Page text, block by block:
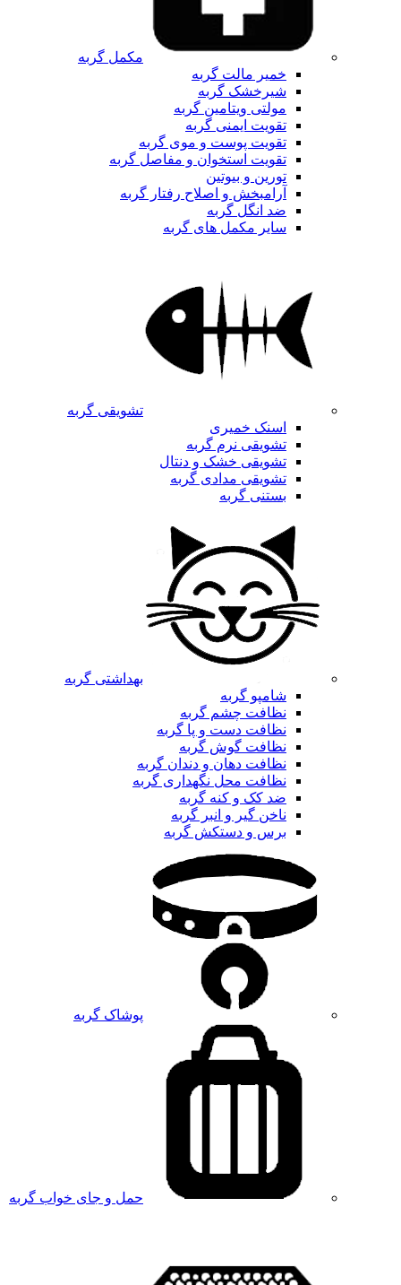
مکمل گربه
خمیر مالت گربه
شیرخشک گربه
مولتی ویتامین گربه
تقویت ایمنی گربه
تقویت پوست و موی گربه
تقویت استخوان و مفاصل گربه
تورین و بیوتین
آرامبخش و اصلاح رفتار گربه
ضد انگل گربه
سایر مکمل های گربه
تشویقی گربه
اسنک خمیری
تشویقی نرم گربه
تشویقی خشک و دنتال
تشویقی مدادی گربه
بستنی گربه
بهداشتی گربه
شامپو گربه
نظافت چشم گربه
نظافت دست و پا گربه
نظافت گوش گربه
نظافت دهان و دندان گربه
نظافت محل نگهداری گربه
ضد کک و کنه گربه
ناخن گیر و انبر گربه
برس و دستکش گربه
پوشاک گربه
حمل و جای خواب گربه